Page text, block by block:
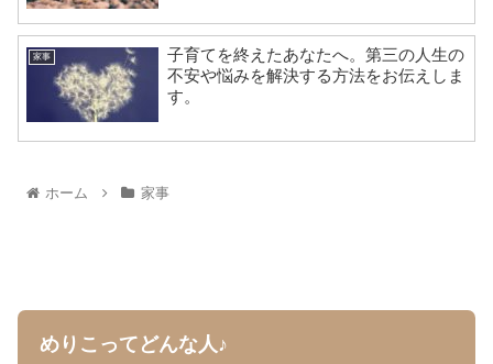
家事
子育てを終えたあなたへ。第三の人生の
不安や悩みを解決する方法をお伝えしま
す。
ホーム 家事
めりこってどんな人♪